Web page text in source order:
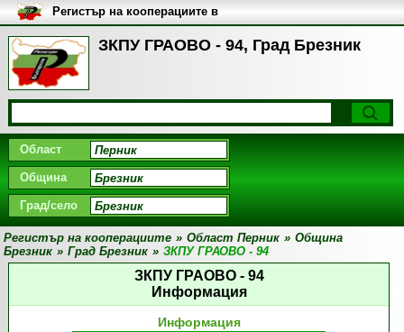
ЗКПУ ГРАОВО - 94, Град Брезник
Регистър на кооперациите в
България
Област
Община
Град/село
Регистър на кооперациите » Област Перник » Община
Брезник » Град Брезник » ЗКПУ ГРАОВО - 94
ЗКПУ ГРАОВО - 94
Информация
Информация